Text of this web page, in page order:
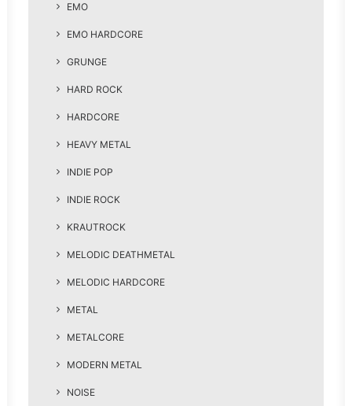
EMO
EMO HARDCORE
GRUNGE
HARD ROCK
HARDCORE
HEAVY METAL
INDIE POP
INDIE ROCK
KRAUTROCK
MELODIC DEATHMETAL
MELODIC HARDCORE
METAL
METALCORE
MODERN METAL
NOISE